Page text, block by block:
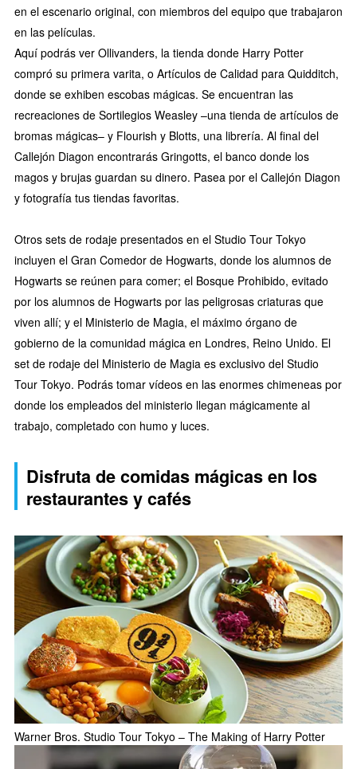
en el escenario original, con miembros del equipo que trabajaron
en las películas.
Aquí podrás ver Ollivanders, la tienda donde Harry Potter
compró su primera varita, o Artículos de Calidad para Quidditch,
donde se exhiben escobas mágicas. Se encuentran las
recreaciones de Sortilegios Weasley –una tienda de artículos de
bromas mágicas– y Flourish y Blotts, una librería. Al final del
Callejón Diagon encontrarás Gringotts, el banco donde los
magos y brujas guardan su dinero. Pasea por el Callejón Diagon
y fotografía tus tiendas favoritas.
Otros sets de rodaje presentados en el Studio Tour Tokyo
incluyen el Gran Comedor de Hogwarts, donde los alumnos de
Hogwarts se reúnen para comer; el Bosque Prohibido, evitado
por los alumnos de Hogwarts por las peligrosas criaturas que
viven allí; y el Ministerio de Magia, el máximo órgano de
gobierno de la comunidad mágica en Londres, Reino Unido. El
set de rodaje del Ministerio de Magia es exclusivo del Studio
Tour Tokyo. Podrás tomar vídeos en las enormes chimeneas por
donde los empleados del ministerio llegan mágicamente al
trabajo, completado con humo y luces.
Disfruta de comidas mágicas en los
restaurantes y cafés
Warner Bros. Studio Tour Tokyo – The Making of Harry Potter